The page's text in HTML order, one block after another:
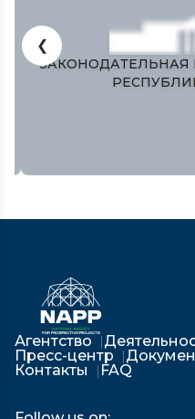
ЗАКОНОДАТЕЛЬНАЯ
❮
Агентство
Пресс-центр
Контакты
FAQ